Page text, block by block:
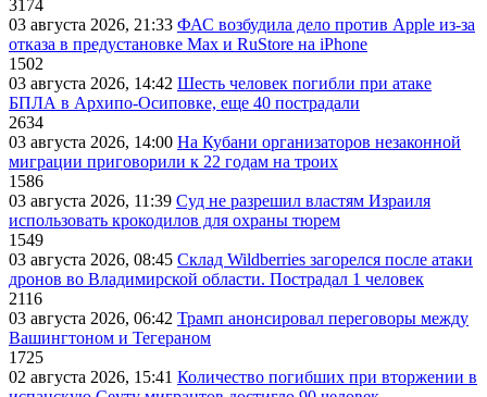
3174
03 августа 2026, 21:33 ФАС возбудила дело против Apple из-за
отказа в предустановке Max и RuStore на iPhone
1502
03 августа 2026, 14:42 Шесть человек погибли при атаке
БПЛА в Архипо-Осиповке, еще 40 пострадали
2634
03 августа 2026, 14:00 На Кубани организаторов незаконной
миграции приговорили к 22 годам на троих
1586
03 августа 2026, 11:39 Суд не разрешил властям Израиля
использовать крокодилов для охраны тюрем
1549
03 августа 2026, 08:45 Склад Wildberries загорелся после атаки
дронов во Владимирской области. Пострадал 1 человек
2116
03 августа 2026, 06:42 Трамп анонсировал переговоры между
Вашингтоном и Тегераном
1725
02 августа 2026, 15:41 Количество погибших при вторжении в